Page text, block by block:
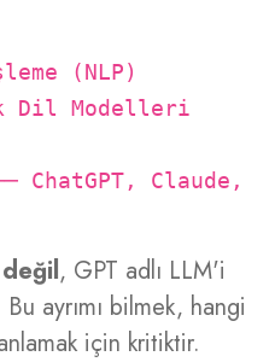
(NLP)
Modelleri
Claude,
, GPT adlı LLM'i
ayrımı bilmek, hangi
için kritiktir.